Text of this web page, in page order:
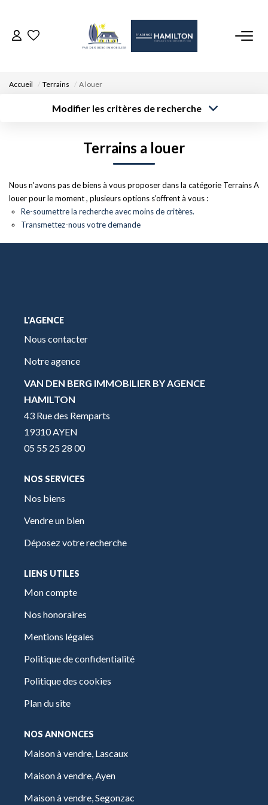
DÉPOSEZ VOTRE RECHERCHE
NOUS REJOINDRE
Accueil Terrains A louer
Modifier les critères de recherche
Rayon Plus de critères
Créer une
Terrains a louer
Nous n'avons pas de biens à vous proposer dans la catégorie Terrains A
louer pour le moment , plusieurs options s'offrent à vous :
Re-soumettre la recherche avec moins de critères.
Transmettez-nous votre demande
L'AGENCE
Nous contacter
Notre agence
VAN DEN BERG IMMOBILIER BY AGENCE
HAMILTON
43 Rue des Remparts
19310 AYEN
05 55 25 28 00
NOS SERVICES
Nos biens
Vendre un bien
Déposez votre recherche
LIENS UTILES
Mon compte
Nos honoraires
Mentions légales
Politique de confidentialité
Politique des cookies
Plan du site
NOS ANNONCES
Maison à vendre, Lascaux
Maison à vendre, Ayen
Maison à vendre, Segonzac